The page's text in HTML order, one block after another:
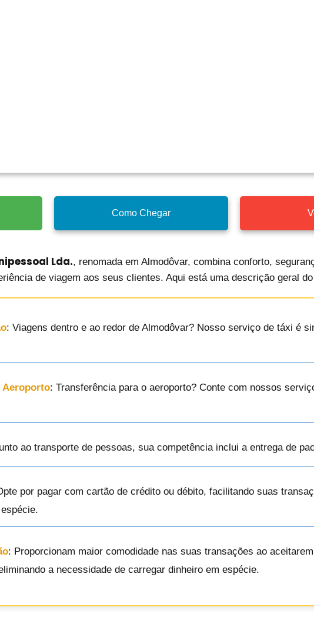
Como Chegar
Lda., renomada em Almodôvar, combina conforto,
de viagem aos seus clientes. Aqui está uma descrição geral
: Viagens dentro e ao redor de Almodôvar? Nosso serviço de táxi é
Aeroporto: Transferência para o aeroporto? Conte com nossos
ao transporte de pessoas, sua competência inclui a entrega de
por pagar com cartão de crédito ou débito, facilitando suas
: Proporcionam maior comodidade nas suas transações ao
a necessidade de carregar dinheiro em espécie.